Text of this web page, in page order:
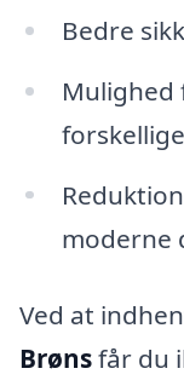
Bedre
Mulighed
moderne
Ved at
Brønsfår du